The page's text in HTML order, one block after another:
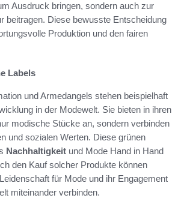
Ausdruck bringen, sondern auch zur
beitragen. Diese bewusste Entscheidung
Produktion und den fairen
Labels
und Armedangels stehen beispielhaft
in der Modewelt. Sie bieten in ihren
modische Stücke an, sondern verbinden
und sozialen Werten. Diese grünen
Nachhaltigkeit und Mode Hand in Hand
den Kauf solcher Produkte können
für Mode und ihr Engagement
miteinander verbinden.